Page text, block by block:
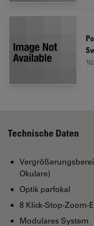
Technische Daten
Okulare)
Optik parfokal
8 Klick-Stop-Zoom-
Modulares System